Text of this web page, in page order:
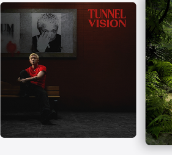
口
中
打
开)